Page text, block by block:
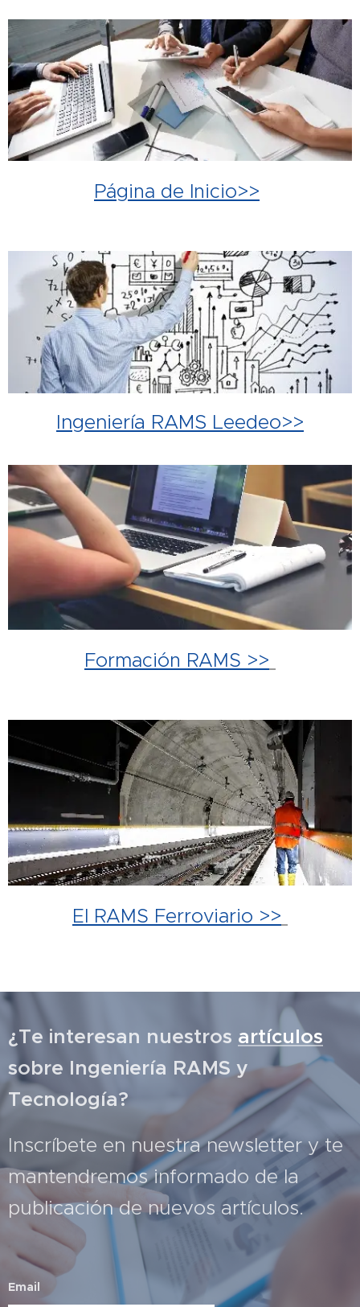
Página de Inicio>>
Ingeniería RAMS Leedeo>>
Formación RAMS >>
El RAMS Ferroviario >>
¿Te interesan nuestros artículos
sobre Ingeniería RAMS y
Tecnología?
Inscríbete en nuestra newsletter y te
mantendremos informado de la
publicación de nuevos artículos.
Email